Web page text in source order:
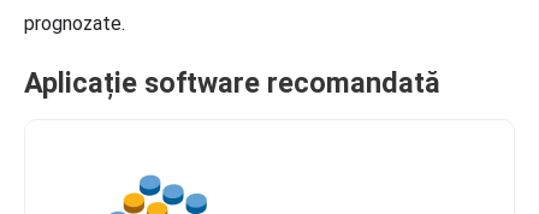
prognozate.
Aplicație software recomandată